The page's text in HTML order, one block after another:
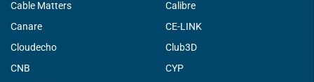
Cable Matters
Calibre
Canare
CE-LINK
Cloudecho
Club3D
CNB
CYP